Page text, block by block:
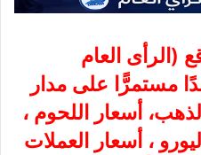
(الرأى العام
مستمرًّا على مدار
الذهب، أسعار اللحوم ،
، أسعار العملات